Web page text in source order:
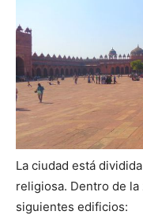
La ciudad está
religiosa. Dentro de
siguientes edificios: